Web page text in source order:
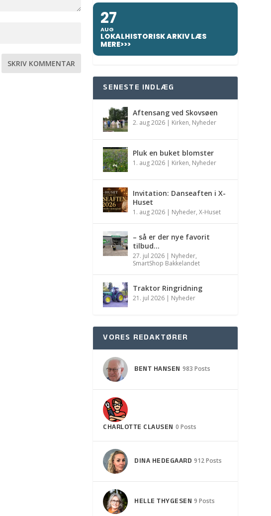
27
AUG
LOKALHISTORISK ARKIV LÆS
MERE>>>
SENESTE INDLÆG
Aftensang ved Skovsøen
2. aug 2026 | Kirken, Nyheder
Pluk en buket blomster
1. aug 2026 | Kirken, Nyheder
Invitation: Danseaften i X-
Huset
1. aug 2026 | Nyheder,X-Huset
– så er der nye favorit
tilbud…
27. jul 2026 | Nyheder,
SmartShop Bakkelandet
Traktor Ringridning
21. jul 2026 | Nyheder
VORES REDAKTØRER
BENT HANSEN 983 Posts
CHARLOTTE CLAUSEN 0 Posts
DINA HEDEGAARD 912 Posts
HELLE THYGESEN 9 Posts